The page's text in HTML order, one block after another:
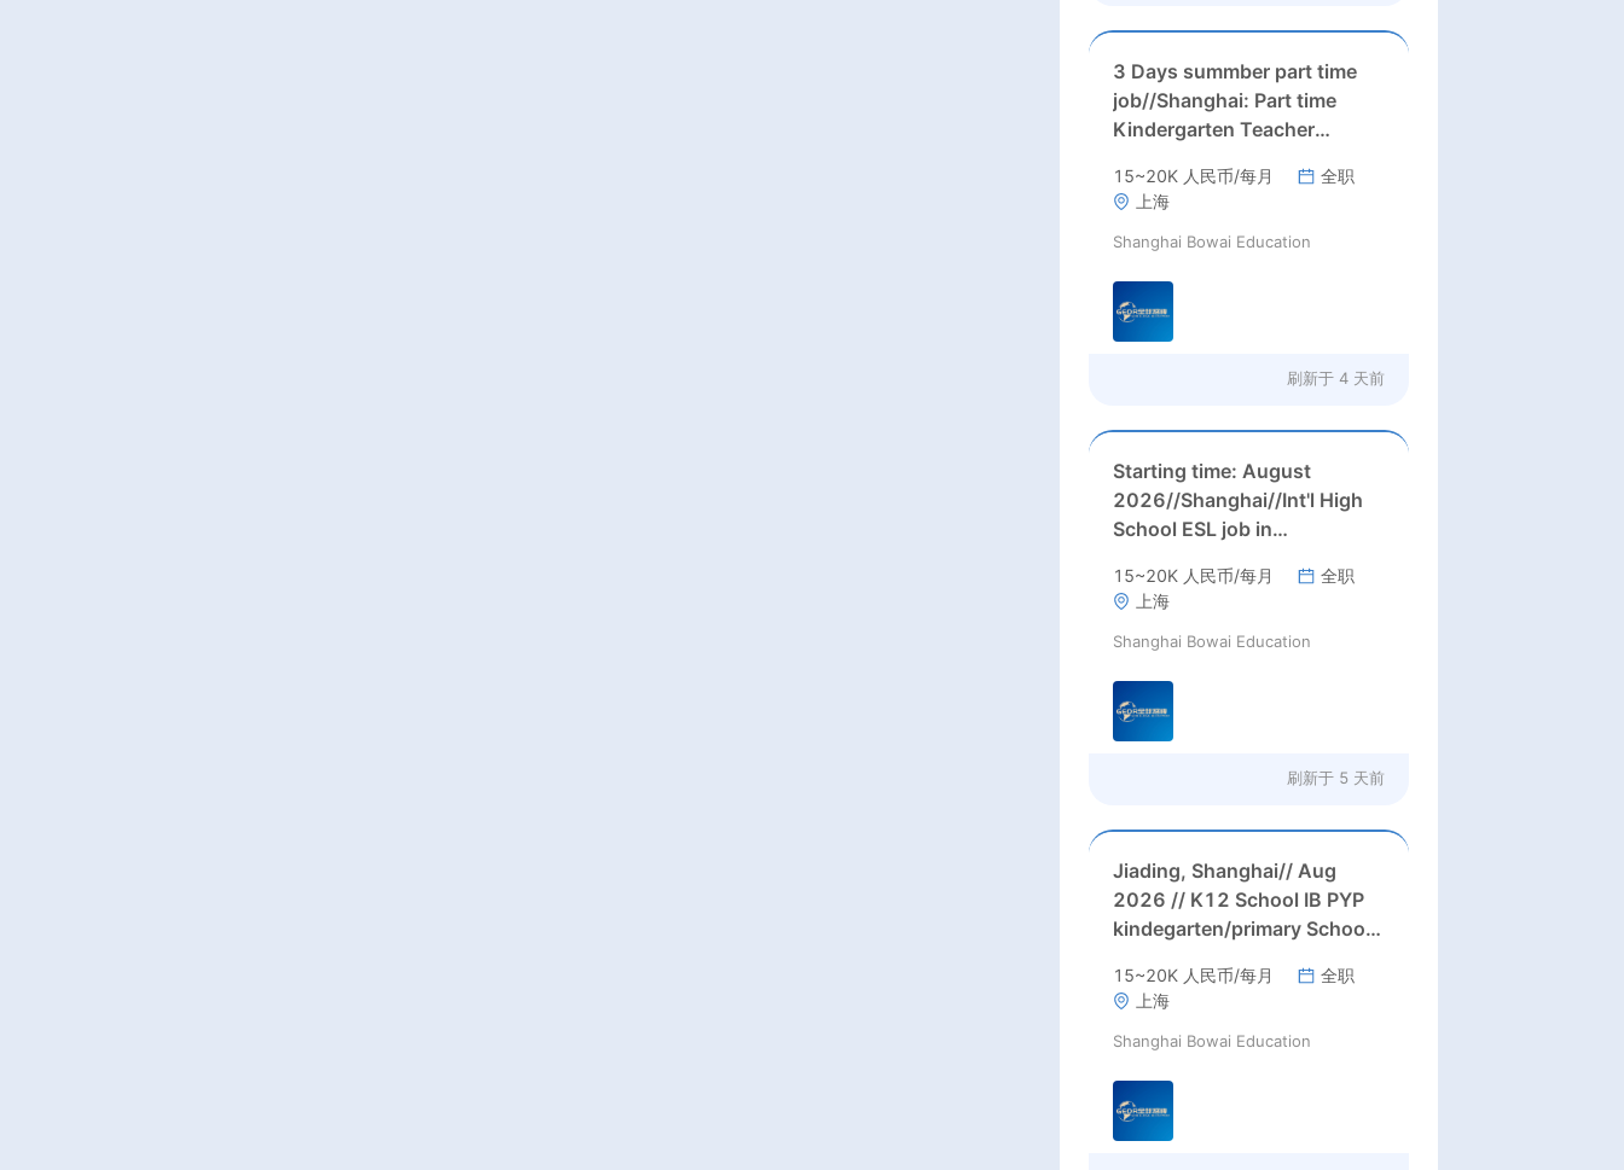
3 Days summber part time
job//Shanghai: Part time
Kindergarten Teacher
Shanghai（Salary：1k per
day）
15~20K 人民币/每月
全职
上海
Shanghai Bowai Education
刷新于 4 天前
Starting time: August
2026//Shanghai//Int'l High
School ESL job in
nagotiable+housing
allowance + more than 3
months' paid holiday)
15~20K 人民币/每月
全职
上海
Shanghai Bowai Education
刷新于 5 天前
Jiading, Shanghai// Aug
2026 // K12 School IB PYP
kindegarten/primary School
in Aug 2026 in Jiading
district, Shanghai (up to 30K
RMB/month before tax,
15~20K 人民币/每月
全职
上海
Shanghai Bowai Education